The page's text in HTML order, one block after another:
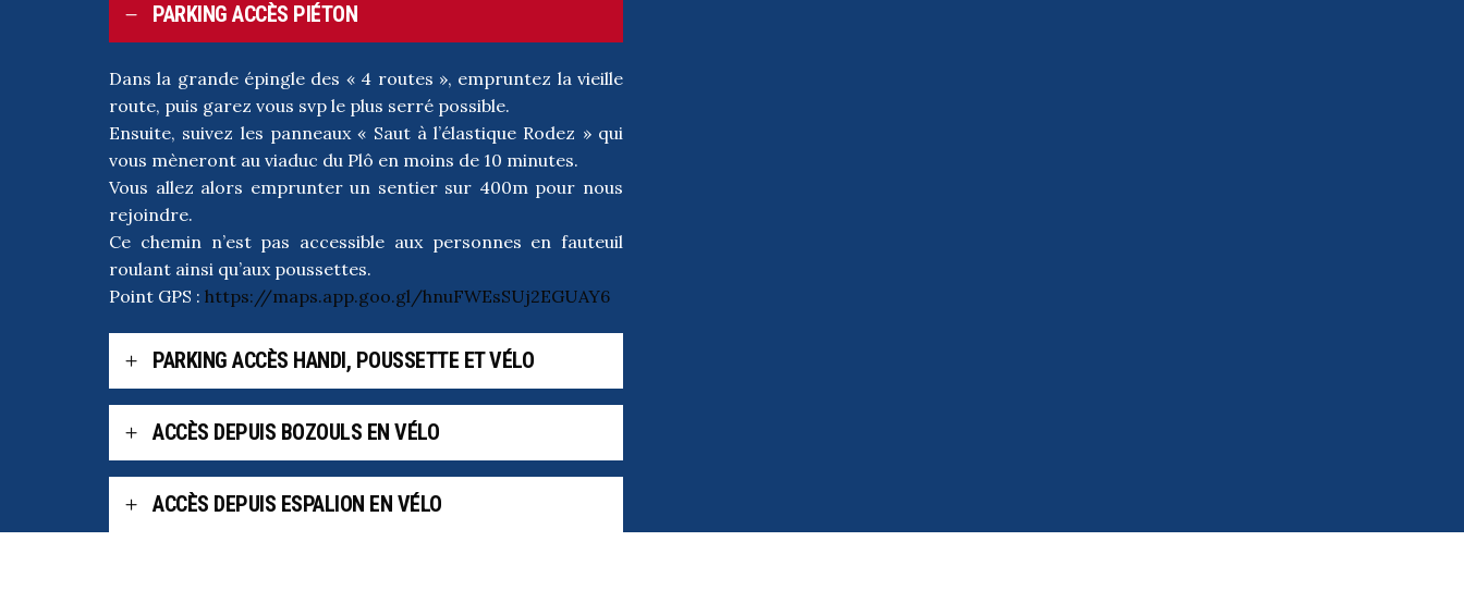
PARKING ACCÈS PIÉTON
Dans la grande épingle des « 4 routes », empruntez la vieille
route, puis garez vous svp le plus serré possible.
Ensuite, suivez les panneaux « Saut à l’élastique Rodez » qui
vous mèneront au viaduc du Plô en moins de 10 minutes.
Vous allez alors emprunter un sentier sur 400m pour nous
rejoindre.
Ce chemin n’est pas accessible aux personnes en fauteuil
roulant ainsi qu’aux poussettes.
Point GPS : https://maps.app.goo.gl/hnuFWEsSUj2EGUAY6
PARKING ACCÈS HANDI, POUSSETTE ET VÉLO
ACCÈS DEPUIS BOZOULS EN VÉLO
ACCÈS DEPUIS ESPALION EN VÉLO